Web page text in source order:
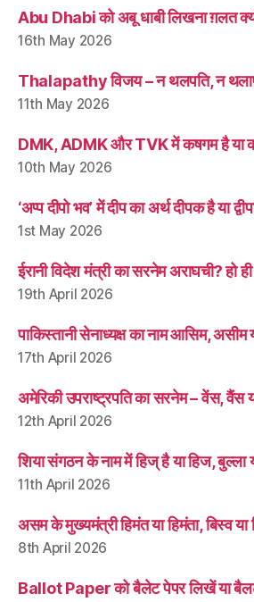
Abu Dhabi को अबू धाबी लिखना ग़लत
16th May 2026
Thalapathy विजय – न थलपति, न
11th May 2026
DMK, ADMK और TVK में कषगम है या
10th May 2026
‘अप्प दीपो भव’ में दीप का अर्थ दीपक है या
1st May 2026
ईरानी विदेश मंत्री का सरनेम अराघची? हो
19th April 2026
पाकिस्तानी सेनाध्यक्ष का नाम आसिम, असीम
17th April 2026
अमेरिकी उपराष्ट्रपति का सरनेम – वेंस, वैंस
12th April 2026
शिया संगठन के नाम में हिज् है या हिज, बुल्ला
11th April 2026
असम के मुख्यमंत्री हिमंत या हिमंता, बिस्व या
8th April 2026
Ballot Paper को बैलेट पेपर लिखें या